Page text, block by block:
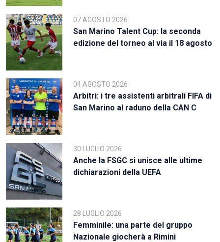
07 AGOSTO 2026
San Marino Talent Cup: la seconda
edizione del torneo al via il 18 agosto
04 AGOSTO 2026
Arbitri: i tre assistenti arbitrali FIFA di
San Marino al raduno della CAN C
30 LUGLIO 2026
Anche la FSGC si unisce alle ultime
dichiarazioni della UEFA
28 LUGLIO 2026
Femminile: una parte del gruppo
Nazionale giocherà a Rimini